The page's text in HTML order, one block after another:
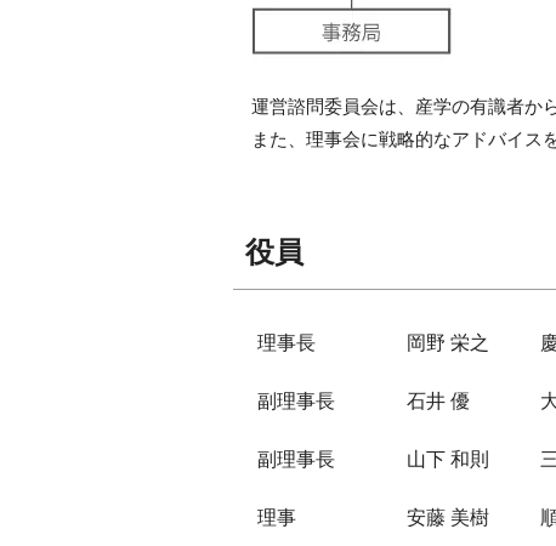
運営諮問委員会は、産学の有識者か
また、理事会に戦略的なアドバイス
役員
理事長 岡野 栄之
副理事長 石井 優
副理事長 山下 和則
理事 安藤 美樹